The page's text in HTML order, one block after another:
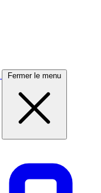
Fermer le menu